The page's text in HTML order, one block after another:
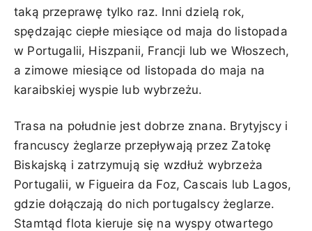
taką przeprawę tylko raz. Inni dzielą rok,
spędzając ciepłe miesiące od maja do listopada
w Portugalii, Hiszpanii, Francji lub we Włoszech,
a zimowe miesiące od listopada do maja na
karaibskiej wyspie lub wybrzeżu.
Trasa na południe jest dobrze znana. Brytyjscy i
francuscy żeglarze przepływają przez Zatokę
Biskajską i zatrzymują się wzdłuż wybrzeża
Portugalii, w Figueira da Foz, Cascais lub Lagos,
gdzie dołączają do nich portugalscy żeglarze.
Stamtąd flota kieruje się na wyspy otwartego